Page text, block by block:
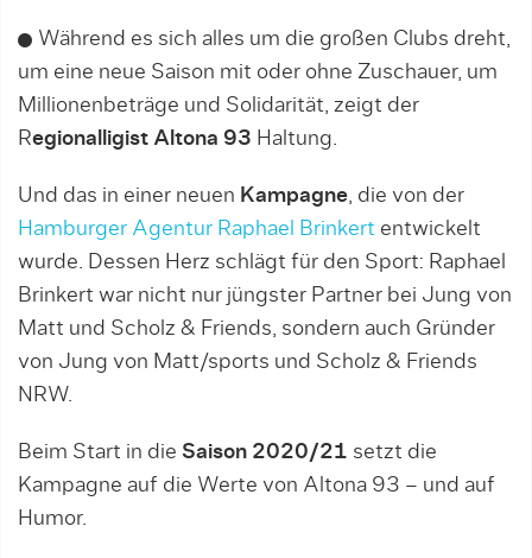
Während es sich alles um die großen Clubs dreht,
um eine neue Saison mit oder ohne Zuschauer, um
Millionenbeträge und Solidarität, zeigt der
Regionalligist Altona 93 Haltung.
Und das in einer neuen Kampagne, die von der
Hamburger Agentur Raphael Brinkert entwickelt
wurde. Dessen Herz schlägt für den Sport: Raphael
Brinkert war nicht nur jüngster Partner bei Jung von
Matt und Scholz & Friends, sondern auch Gründer
von Jung von Matt/sports und Scholz & Friends
NRW.
Beim Start in die Saison 2020/21 setzt die
Kampagne auf die Werte von Altona 93 – und auf
Humor.